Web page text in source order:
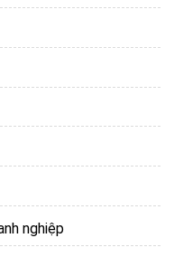
nghiệp